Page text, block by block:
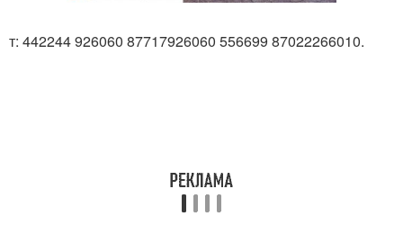
т: 442244 926060 87717926060 556699 87022266010.